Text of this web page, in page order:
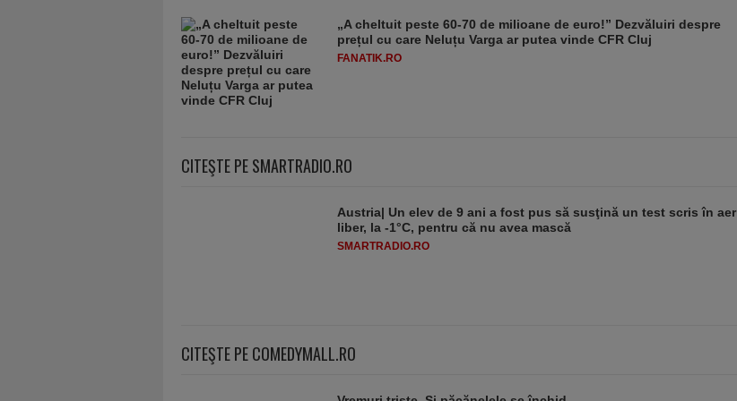
„A cheltuit peste 60-70 de milioane de euro!” Dezvăluiri despre
prețul cu care Neluțu Varga ar putea vinde CFR Cluj
FANATIK.RO
CITEŞTE PE SMARTRADIO.RO
Austria| Un elev de 9 ani a fost pus să susţină un test scris în aer
liber, la -1°C, pentru că nu avea mască
SMARTRADIO.RO
CITEŞTE PE COMEDYMALL.RO